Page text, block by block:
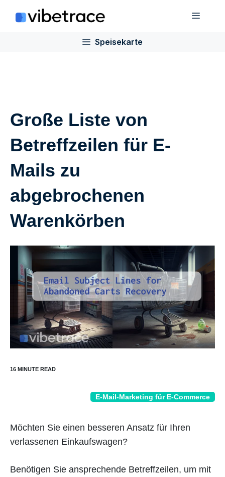
Inhalt
Speisekarte
Große Liste von
Betreffzeilen für E-
Mails zu
abgebrochenen
Warenkörben
E-Mail-Marketing für E-Commerce
Möchten Sie einen besseren Ansatz für Ihren
verlassenen Einkaufswagen?
Benötigen Sie ansprechende Betreffzeilen, um mit